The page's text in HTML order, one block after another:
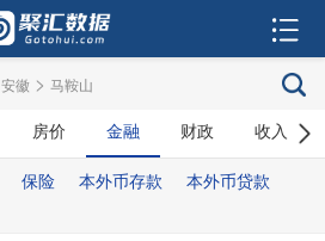
安徽 > 马鞍山
房价 金融 财政 收入
保险 本外币存款
本外币贷款